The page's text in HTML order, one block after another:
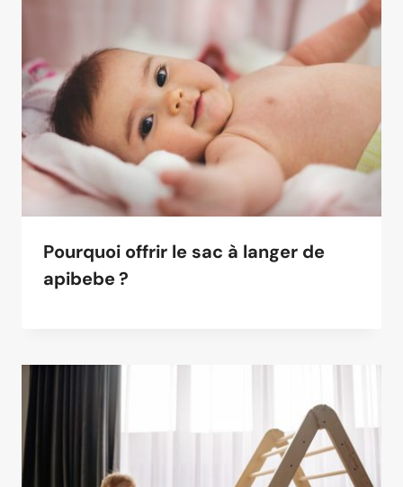
Pourquoi offrir le sac à langer de
apibebe ?